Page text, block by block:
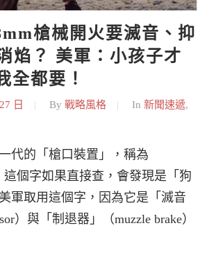
槍械開火要滅音、抑
焰？ 美軍：小孩子才
全都要！
日 By 戰略風格 In 新聞速遞,
代的「槍口裝置」，稱為
這個字如果直接查，會發現是「狗
軍取用這個字，因為它是「滅音
）與「制退器」（muzzle brake）